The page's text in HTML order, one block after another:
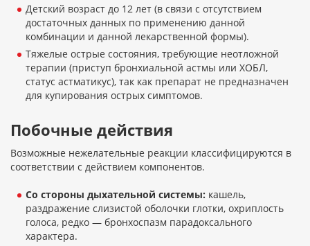
Детский возраст до 12 лет (в связи с отсутствием
достаточных данных по применению данной
комбинации и данной лекарственной формы).
Тяжелые острые состояния, требующие неотложной
терапии (приступ бронхиальной астмы или ХОБЛ,
статус астматикус), так как препарат не предназначен
для купирования острых симптомов.
Побочные действия
Возможные нежелательные реакции классифицируются в
соответствии с действием компонентов.
Со стороны дыхательной системы: кашель,
раздражение слизистой оболочки глотки, охриплость
голоса, редко — бронхоспазм парадоксального
характера.